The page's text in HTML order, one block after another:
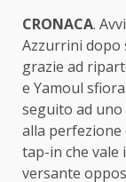
CRONACA.
Azzurrini dopo
grazie ad
e Yamoul
seguito ad uno
alla perfezione
tap-in che vale
versante